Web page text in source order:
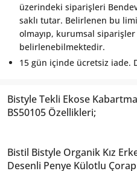
üzerindeki siparişleri
saklı tutar. Belirlenen bu
olmayıp, kurumsal
belirlenebilmektedir.
15 gün içinde ücretsiz iade.
Bistyle Tekli Ekose
BS50105 Özellikleri;
Bistil Bistyle Organik Kız
Desenli Penye Külotlu